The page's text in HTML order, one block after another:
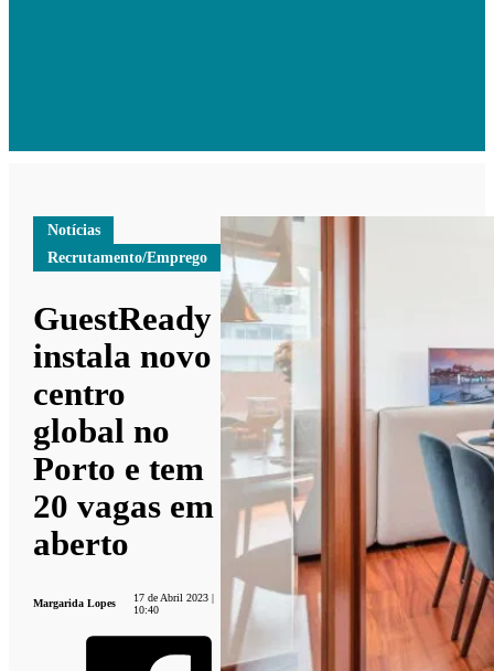
Notícias
Recrutamento/Emprego
GuestReady
instala novo
centro
global no
Porto e tem
20 vagas em
aberto
Margarida Lopes
17 de Abril 2023 |
10:40